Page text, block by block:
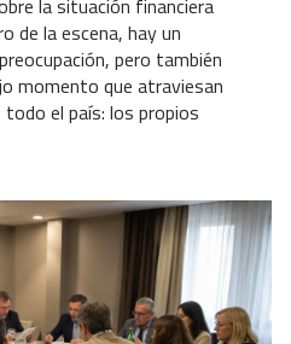
la situación financiera
de la escena, hay un
pero también
momento que atraviesan
el país: los propios